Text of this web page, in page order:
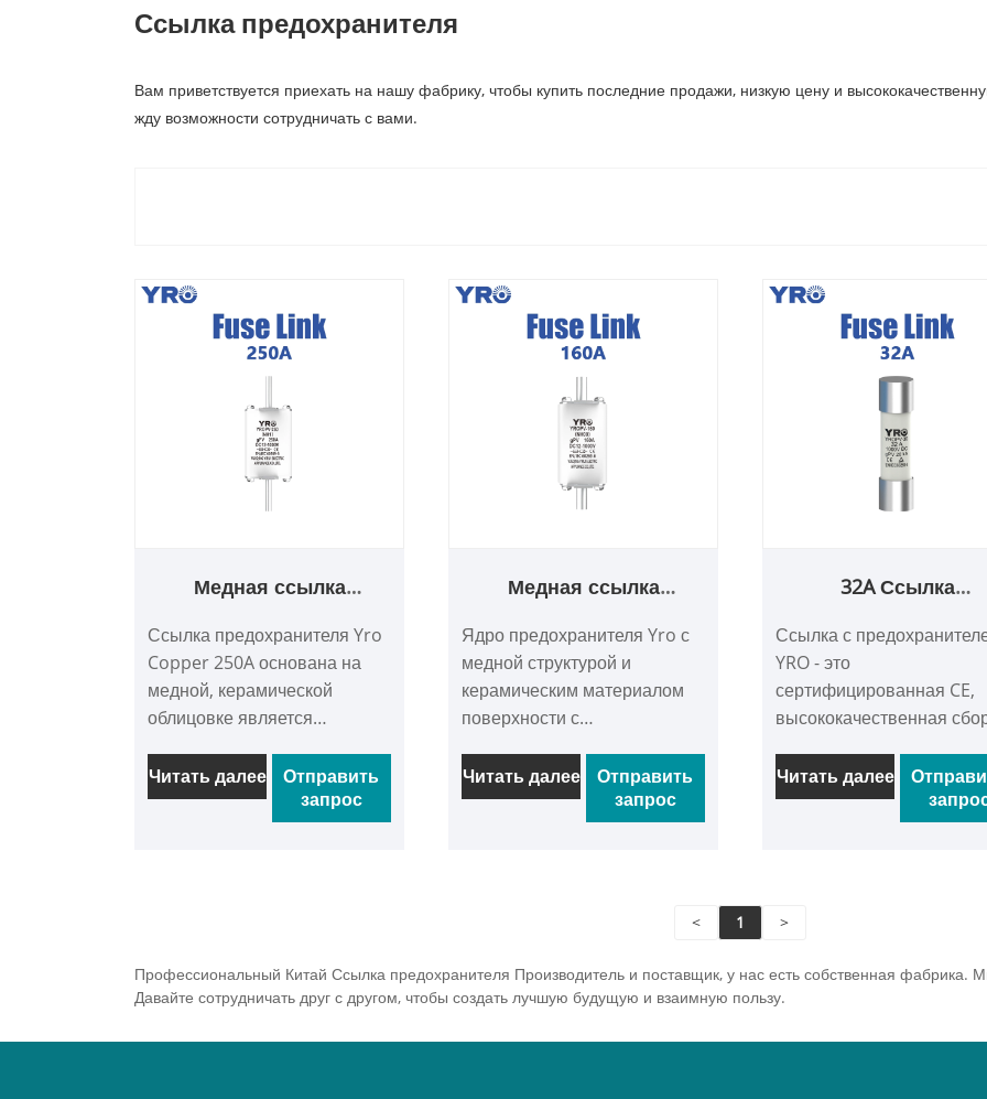
Ссылка предохранителя
Вам приветствуется приехать на нашу фабрику, чтобы купить последние продажи, низкую цену и
жду возможности сотрудничать с вами.
Медная ссылка
Ссылка предохранителя Yro
Copper 250A основана на
медной, керамической
облицовке является
изолированным, и работает с
предохранителями NH1 в
соответствии с операцией
Читать далее
Отправить
запрос
Медная ссылка
Ядро предохранителя Yro с
медной структурой и
керамическим материалом
поверхности с
характеристиками,
подходящими для
медикаментозной связи
электрической системы для
создания сильной линии
Читать далее
Отправить
запрос
32A Ссылка
Ссылка с
YRO - это
сертифицированная CE,
высококачественная
которая широко признана
выдающиеся показатели
надежную защиту цепи. В
эффективно отсоединить
различные токи
до короткого замыкания,
Читать далее
< 1 >
Профессиональный Китай Ссылка предохранителя Производитель и поставщик, у нас есть собственная фабрика.
Давайте сотрудничать друг с другом, чтобы создать лучшую будущую и взаимную пользу.